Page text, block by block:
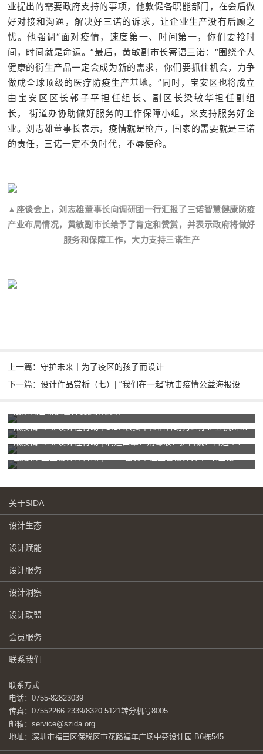
业提出的需要政府支持的事项，他敦促各职能部门，在会后做
好对接和沟通，解决好三诺的诉求，让企业生产没有后顾之
忧。他强调“面对疫情，速度第一、时间第一，你们要抢时
间，时间就是命运。”最后，黄敏副市长寄语三诺：“围绕个人
健康的衍生产品一定会成为新的需求，你们要抓住机会，力争
做成全球顶级的医疗防疫生产基地。 ”同时，宝安区也将成立
由宝安区区长郭子平担任组长、副区长梁敏华担任副组
长，
街道办协助做好服务的工作保障小组，来支持服务好企
业。刘志雄董事长表示，疫情就是枪声，国家的需要就是三诺
的责任，三诺一定不负时代，不辱使命。
▲座谈会上，刘志雄董事长向调研团一行汇报了三诺智慧健康防疫
产业布局情况，黄敏副市长给予了肯定和赞赏，并表示政府将做好
服务和保障工作，大力支持三诺生产
上一篇：守护未来丨为了疫区的孩子而设计
关于SIDA
设计生态
设计赋能
设计服务
设计洞察
设计联盟
会员服务
联系我们
联系方式
电话：0755-82823039
传真：07552266 2339/8320 5121转分机号8005
邮箱：service@szida.org
地址：深圳市福田区保税区市花路福年广场中芬设计园 B6栋545